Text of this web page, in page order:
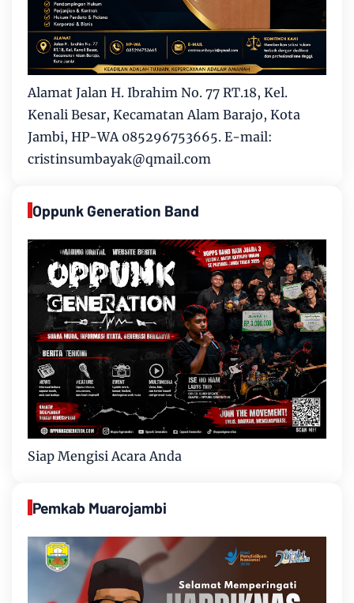
Alamat Jalan H. Ibrahim No. 77 RT.18, Kel.
Kenali Besar, Kecamatan Alam Barajo, Kota
Jambi, HP-WA 085296753665. E-mail:
cristinsumbayak@qmail.com
Oppunk Generation Band
Siap Mengisi Acara Anda
Pemkab Muarojambi